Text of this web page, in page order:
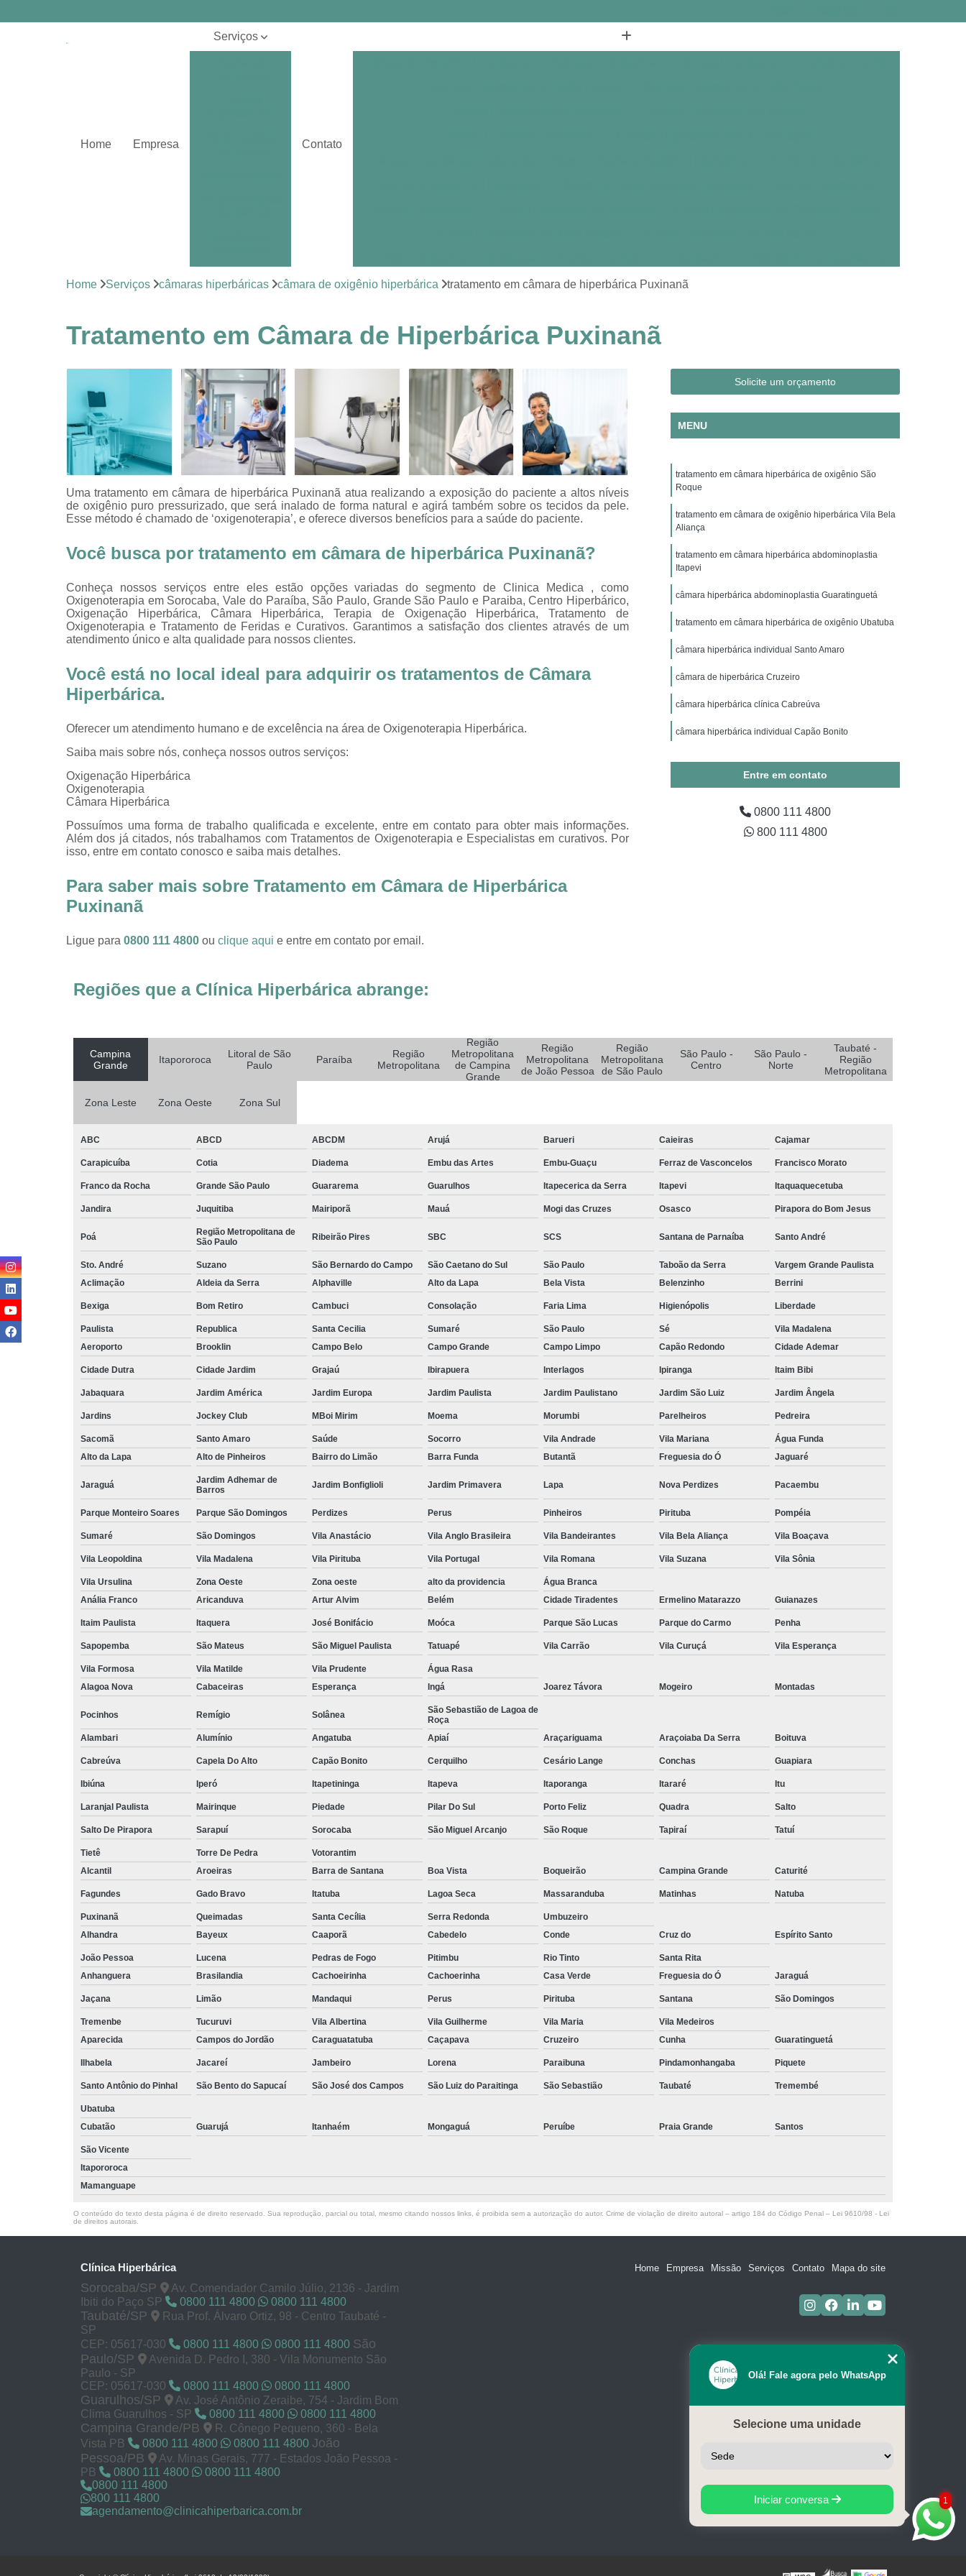
Home Empresa
Serviços
oxigenoterapia
Tratamentos por
hiperbárica
Tratamentos por
oxigenoterapia
Contato
Clínica de Hiperbárica
Clínica de Medicina Hiperbárica
Clínica Hiperbárica em João Pessoa
Clínica Hiperbárica em São Paulo
Clínica Oxigenoterapia Hiperbárica
Oxigenação Hiperbárica
Oxigenação Hiperbárica Clínica
Oxigenação Hiperbárica em Campina Grande
Oxigenação Hiperbárica em João Pessoa
Oxigenação Hiperbárica em São Paulo
Oxigenação Hiperbárica em Sorocaba
Oxigenação Hiperbárica Terapia
Oxigenação Hiperbárica Tratamento
Oxigenação Via Hiperbárica
Terapia de Oxigenação Hiperbárica
Terapia Oxigenação Hiperbárica
Oxigenoterapia em Campina Grande
Oxigenoterapia em João Pessoa
Oxigenoterapia em São Paulo
Oxigenoterapia em Sorocaba
Oxigenoterapia para Cicatrização
Oxigenoterapia para Tratamento de Diabéticos
Oxigenoterapia para Tratamento de Feridas
Oxigenoterapia Tratamento de Diabéticos
Oxigenoterapia Tratamento de Feridas
Hiperbárica Oxigenoterapia
Oxigenoterapia Hiperbárica
Oxigenoterapia Hiperbárica em Campina Grande
Oxigenoterapia Hiperbárica em São Paulo
Oxigenoterapia Hiperbárica em Sorocaba
Oxigenoterapia Hiperbárica em Taubaté
Oxigenoterapia Hiperbárica para Tratamento de Feridas
Oxigenoterapia Hiperbárica Tratamento de Fratura
Sessão Câmara Hiperbárica
Sessão de Câmara Hiperbárica
Sessão de Hiperbárica
Sessão Hiperbárica em João Pessoa
Sistemas de Oxigenoterapia Tratamento Pé Diabético
Sistemas Oxigenoterapia em São Paulo
Sistemas Oxigenoterapia em Sorocaba
Sistemas Oxigenoterapia em Taubaté
Sistemas Oxigenoterapia para Diabético
Tratamento de Feridas Enfermagem
Tratamento de Feridas Enfermagem em Campina Grande
Tratamento de Feridas Enfermagem em João Pessoa
Tratamento de Feridas Enfermagem em São Paulo
Tratamento de Feridas Enfermagem em Sorocaba
Tratamento de Feridas Enfermagem em Taubaté
Tratamento para Cicatrização de Feridas
Tratamento para Feridas na Pele
Tratamento Hiperbárico Claudicação Intermitente
Tratamento Hiperbárico de Insuficiência Arterial
Tratamento Hiperbárico de úlcera Varicosa
Tratamento Hiperbárico Deiscência da Sutura
Tratamento Hiperbárico em Campina Grande
Tratamento Hiperbárico em João Pessoa
Tratamento Hiperbárico em São Paulo
Tratamento Hiperbárico em Sorocaba
Tratamento Hiperbárico em Taubaté
Tratamento Hiperbárico Necrose na Pele
Tratamento Hiperbárico para Cicatrização de Ferida Operatória
Tratamento em Câmara Hiperbárica
Tratamento Feridas Câmara Hiperbárica
Tratamento Hiperbárica
Tratamento Hiperbárica em Campina Grande
Tratamento Hiperbárica em João Pessoa
Tratamento por Hiperbárica
Tratamento de Feridas Oxigenoterapia Hiperbárica
Tratamento de Oxigenoterapia
Tratamento de Oxigenoterapia em Campina Grande
Tratamento de Oxigenoterapia em João Pessoa
Tratamento de Oxigenoterapia em São Paulo
Tratamento de Oxigenoterapia em Sorocaba
Tratamento de Oxigenoterapia em Taubaté
Tratamento de Oxigenoterapia Hiperbárica
Tratamento Oxigenoterapia Hiperbárica
Tratamento para Oxigenoterapia
Home Serviços câmaras hiperbáricas câmara de oxigênio hiperbárica tratamento em câmara de hiperbárica Puxinanã
Tratamento em Câmara de Hiperbárica Puxinanã
Uma tratamento em câmara de hiperbárica Puxinanã atua realizando a exposição do paciente a altos níveis
de oxigênio puro pressurizado, que será inalado de forma natural e agirá também sobre os tecidos da pele.
Esse método é chamado de ‘oxigenoterapia’, e oferece diversos benefícios para a saúde do paciente.
Você busca por tratamento em câmara de hiperbárica Puxinanã?
Conheça nossos serviços entre eles estão opções variadas do segmento de Clinica Medica , como
Oxigenoterapia em Sorocaba, Vale do Paraíba, São Paulo, Grande São Paulo e Paraiba, Centro Hiperbárico,
Oxigenação Hiperbárica, Câmara Hiperbárica, Terapia de Oxigenação Hiperbárica, Tratamento de
Oxigenoterapia e Tratamento de Feridas e Curativos. Garantimos a satisfação dos clientes através de um
atendimento único e alta qualidade para nossos clientes.
Você está no local ideal para adquirir os tratamentos de Câmara
Hiperbárica.
Oferecer um atendimento humano e de excelência na área de Oxigenoterapia Hiperbárica.
Saiba mais sobre nós, conheça nossos outros serviços:
Oxigenação Hiperbárica
Oxigenoterapia
Câmara Hiperbárica
Possuímos uma forma de trabalho qualificada e excelente, entre em contato para obter mais informações.
Além dos já citados, nós trabalhamos com Tratamentos de Oxigenoterapia e Especialistas em curativos. Por
isso, entre em contato conosco e saiba mais detalhes.
Para saber mais sobre Tratamento em Câmara de Hiperbárica
Puxinanã
Ligue para 0800 111 4800 ou clique aqui e entre em contato por email.
Solicite um orçamento
MENU
tratamento em câmara hiperbárica de oxigênio São
Roque
tratamento em câmara de oxigênio hiperbárica Vila Bela
Aliança
tratamento em câmara hiperbárica abdominoplastia
Itapevi
câmara hiperbárica abdominoplastia Guaratinguetá
tratamento em câmara hiperbárica de oxigênio Ubatuba
câmara hiperbárica individual Santo Amaro
câmara de hiperbárica Cruzeiro
câmara hiperbárica clínica Cabreúva
câmara hiperbárica individual Capão Bonito
Entre em contato
0800 111 4800
800 111 4800
Regiões que a Clínica Hiperbárica abrange:
Campina
Grande
Itapororoca
Litoral de São
Paulo
Paraíba
Região
Metropolitana
Região
Metropolitana
de Campina
Grande
Região
Metropolitana
de João Pessoa
Região
Metropolitana
de São Paulo
São Paulo -
Centro
São Paulo -
Norte
Taubaté -
Região
Metropolitana
Zona Leste Zona Oeste Zona Sul
ABC ABCD ABCDM Arujá Barueri Caieiras Cajamar
Carapicuíba Cotia Diadema Embu das Artes Embu-Guaçu Ferraz de Vasconcelos Francisco Morato
Franco da Rocha Grande São Paulo Guararema Guarulhos Itapecerica da Serra Itapevi Itaquaquecetuba
Jandira Juquitiba Mairiporã Mauá Mogi das Cruzes Osasco Pirapora do Bom Jesus
Poá
Região Metropolitana de
São Paulo
Ribeirão Pires SBC SCS Santana de Parnaíba Santo André
Sto. André Suzano São Bernardo do Campo São Caetano do Sul São Paulo Taboão da Serra
Vargem Grande Paulista
Aclimação
Aldeia da Serra Alphaville Alto da Lapa Bela Vista Belenzinho Berrini
Bexiga Bom Retiro Cambuci Consolação Faria Lima Higienópolis Liberdade
Paulista Republica Santa Cecilia Sumaré São Paulo Sé
Vila Madalena
Aeroporto
Brooklin Campo Belo Campo Grande Campo Limpo Capão Redondo Cidade Ademar
Cidade Dutra Cidade Jardim Grajaú Ibirapuera Interlagos Ipiranga Itaim Bibi
Jabaquara Jardim América Jardim Europa Jardim Paulista Jardim Paulistano Jardim São Luiz Jardim Ângela
Jardins Jockey Club MBoi Mirim Moema Morumbi Parelheiros Pedreira
Sacomã Santo Amaro Saúde Socorro Vila Andrade Vila Mariana
Água Funda
Alto da Lapa
Alto de Pinheiros Bairro do Limão Barra Funda Butantã Freguesia do Ó Jaguaré
Jaraguá
Jardim Adhemar de
Barros
Jardim Bonfiglioli Jardim Primavera Lapa Nova Perdizes Pacaembu
Parque Monteiro Soares Parque São Domingos Perdizes Perus Pinheiros Pirituba Pompéia
Sumaré São Domingos Vila Anastácio Vila Anglo Brasileira Vila Bandeirantes Vila Bela Aliança Vila Boaçava
Vila Leopoldina Vila Madalena Vila Pirituba Vila Portugal Vila Romana Vila Suzana Vila Sônia
Vila Ursulina Zona Oeste Zona oeste alto da providencia
Água Branca
Anália Franco
Aricanduva Artur Alvim Belém Cidade Tiradentes Ermelino Matarazzo Guianazes
Itaim Paulista Itaquera José Bonifácio Moóca Parque São Lucas Parque do Carmo Penha
Sapopemba São Mateus São Miguel Paulista Tatuapé Vila Carrão Vila Curuçá Vila Esperança
Vila Formosa Vila Matilde Vila Prudente
Água Rasa
Alagoa Nova
Cabaceiras Esperança Ingá Joarez Távora Mogeiro Montadas
Pocinhos Remígio Solânea
São Sebastião de Lagoa de
Roça
Alambari
Alumínio Angatuba Apiaí Araçariguama Araçoiaba Da Serra Boituva
Cabreúva Capela Do Alto Capão Bonito Cerquilho Cesário Lange Conchas Guapiara
Ibiúna Iperó Itapetininga Itapeva Itaporanga Itararé Itu
Laranjal Paulista Mairinque Piedade Pilar Do Sul Porto Feliz Quadra Salto
Salto De Pirapora Sarapuí Sorocaba São Miguel Arcanjo São Roque Tapiraí Tatuí
Tietê Torre De Pedra
Votorantim
Alcantil
Aroeiras Barra de Santana Boa Vista Boqueirão Campina Grande Caturité
Fagundes Gado Bravo Itatuba Lagoa Seca Massaranduba Matinhas Natuba
Puxinanã Queimadas Santa Cecília Serra Redonda
Umbuzeiro
Alhandra
Bayeux Caaporã Cabedelo Conde Cruz do Espírito Santo
João Pessoa Lucena Pedras de Fogo Pitimbu Rio Tinto
Santa Rita
Anhanguera
Brasilandia Cachoeirinha Cachoerinha Casa Verde Freguesia do Ó Jaraguá
Jaçana Limão Mandaqui Perus Pirituba Santana São Domingos
Tremenbe Tucuruvi Vila Albertina Vila Guilherme Vila Maria
Vila Medeiros
Aparecida
Campos do Jordão Caraguatatuba Caçapava Cruzeiro Cunha Guaratinguetá
Ilhabela Jacareí Jambeiro Lorena Paraibuna Pindamonhangaba Piquete
Santo Antônio do Pinhal São Bento do Sapucaí São José dos Campos São Luiz do Paraitinga São Sebastião Taubaté Tremembé
Ubatuba
Cubatão
Guarujá Itanhaém Mongaguá Peruíbe Praia Grande Santos
São Vicente
Itapororoca
Mamanguape
O conteúdo do texto desta página é de direito reservado. Sua reprodução, parcial ou total, mesmo citando nossos links, é proibida sem a autorização do autor. Crime de violação de direito autoral – artigo 184 do Código Penal – Lei 9610/98 - Lei
de direitos autorais
Clínica Hiperbárica
Sorocaba/SP
Av. Comendador Camilo Júlio, 2136 - Jardim
Ibiti do Paço SP
0800 111 4800 0800 111 4800
Taubaté/SP
Rua Prof. Álvaro Ortiz, 98 - Centro Taubaté -
SP
CEP: 05617-030
0800 111 4800 0800 111 4800 São
Paulo/SP
Avenida D. Pedro I, 380 - Vila Monumento São
Paulo - SP
CEP: 05617-030
0800 111 4800 0800 111 4800
Guarulhos/SP
Av. José Antônio Zeraibe, 754 - Jardim Bom
Clima Guarulhos - SP
0800 111 4800 0800 111 4800
Campina Grande/PB
R. Cônego Pequeno, 360 - Bela
Vista PB
0800 111 4800 0800 111 4800 João
Pessoa/PB
Av. Minas Gerais, 777 - Estados João Pessoa -
PB
0800 111 4800
0800 111 4800
0800 111 4800
800 111 4800
agendamento@clinicahiperbarica.com.br
Home Empresa Missão Serviços Contato Mapa do site
1
Olá! Fale agora pelo WhatsApp
Selecione uma unidade
Iniciar conversa